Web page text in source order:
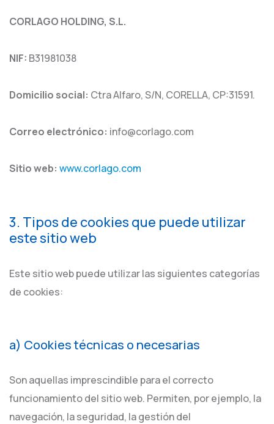
CORLAGO HOLDING, S.L.
NIF: B31981038
Domicilio social: Ctra Alfaro, S/N, CORELLA, CP:31591.
Correo electrónico: info@corlago.com
Sitio web: www.corlago.com
3. Tipos de cookies que puede utilizar
este sitio web
Este sitio web puede utilizar las siguientes categorías
de cookies:
a) Cookies técnicas o necesarias
Son aquellas imprescindible para el correcto
funcionamiento del sitio web. Permiten, por ejemplo, la
navegación, la seguridad, la gestión del